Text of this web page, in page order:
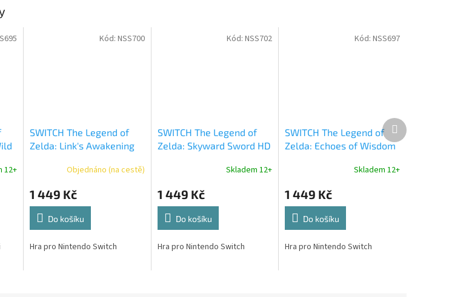
12+
SWITCH The Legend of
Zelda: Link's Awakening
Objednáno (na cestě)
1 449 Kč
Do košíku
Hra pro Nintendo Switch
Kód: NSS700
SWITCH The Legend of
Zelda: Skyward Sword HD
Skladem 12+
1 449 Kč
Do košíku
Hra pro Nintendo Switch
Kód:NSS702
SWITCH The Legend of
Zelda: Echoes of Wisdom
Skladem 12+
1 449 Kč
Do košíku
Hra pro Nintendo Switch
Kód: NSS697
Další
produkt